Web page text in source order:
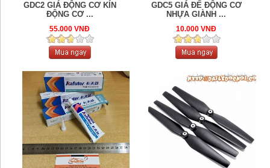
GDC2 GIÁ ĐỘNG CƠ KÍN
ĐỘNG CƠ ...
55.000 VNĐ
GDC5 GIÁ ĐẾ ĐỘNG CƠ
NHỰA GIÀNH ...
10.000 VNĐ